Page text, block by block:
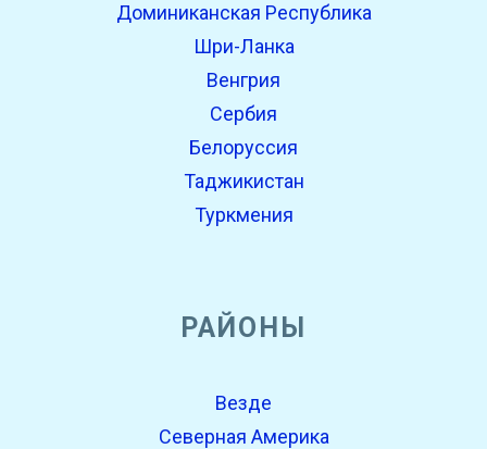
Доминиканская Республика
Шри-Ланка
Венгрия
Сербия
Белоруссия
Таджикистан
Туркмения
РАЙОНЫ
Везде
Северная Америка